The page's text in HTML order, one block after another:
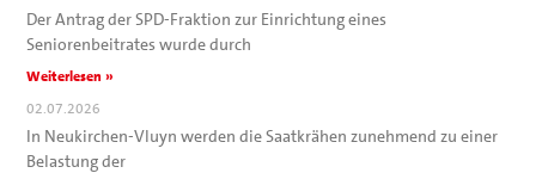
Der Antrag der SPD-Fraktion zur Einrichtung eines
Seniorenbeitrates wurde durch
Weiterlesen »
02.07.2026
In Neukirchen-Vluyn werden die Saatkrähen zunehmend zu einer
Belastung der